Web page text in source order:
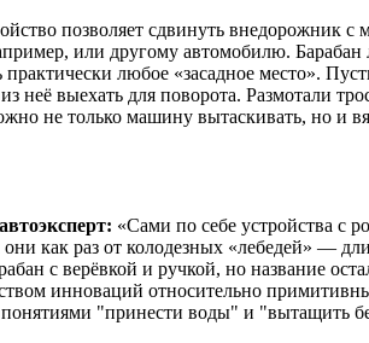
позволяет сдвинуть внедорожник
или другому автомобилю.
любое «засадное место».
неё выехать для поворота. Размотали
не только машину вытаскивать, но и
«Сами по себе устройства с
как раз от колодезных «лебедей» —
с верёвкой и ручкой, но название
инноваций относительно
"принести воды" и "вытащить